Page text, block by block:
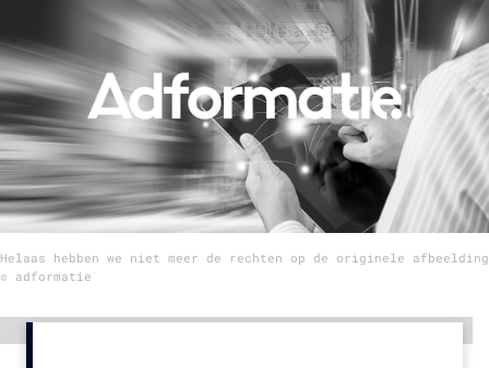
Menu
Home
9 sept: GenAI-training
12 nov: MarketingLive!
Adverteren
Events
Helaas hebben we niet meer de rechten op de originele afbeelding
© adformatie